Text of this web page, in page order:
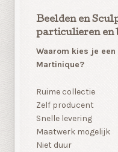
Beelden en
particulieren en
Waarom kies je
Martinique?
Ruime collectie
Zelf producent
Snelle levering
Maatwerk mogelijk
Niet duur